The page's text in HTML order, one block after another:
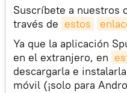
Suscríbete a nuestros
través de estos
Ya que la aplicación
en el extranjero, en
descargarla e
móvil (¡solo para